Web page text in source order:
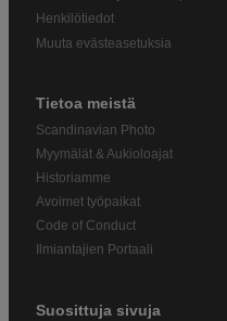
Henkilötiedot
Muuta evästeasetuksia
Tietoa meistä
Scandinavian Photo
Myymälät & Aukioloajat
Historiamme
Avoimet työpaikat
Code of Conduct
Ilmiantajien Portaali
Suosittuja sivuja